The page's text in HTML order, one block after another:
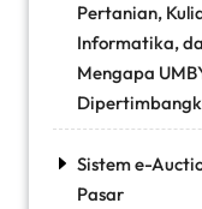
Pertanian,
Informatika,
Mengapa
Sistem e-
Pasar